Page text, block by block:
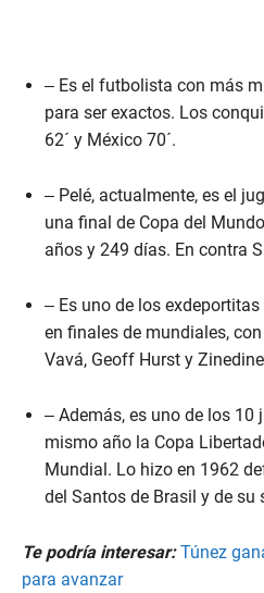
– Es el futbolista con más
para ser exactos. Los
62´ y México 70´.
– Pelé, actualmente, es el
una final de Copa del
años y 249 días. En contra
– Es uno de los
en finales de mundiales,
Vavá, Geoff Hurst y
– Además, es uno de los 10
mismo año la Copa
Mundial. Lo hizo en 1962
del Santos de Brasil y de su
Te podría interesar: Túnez
para avanzar